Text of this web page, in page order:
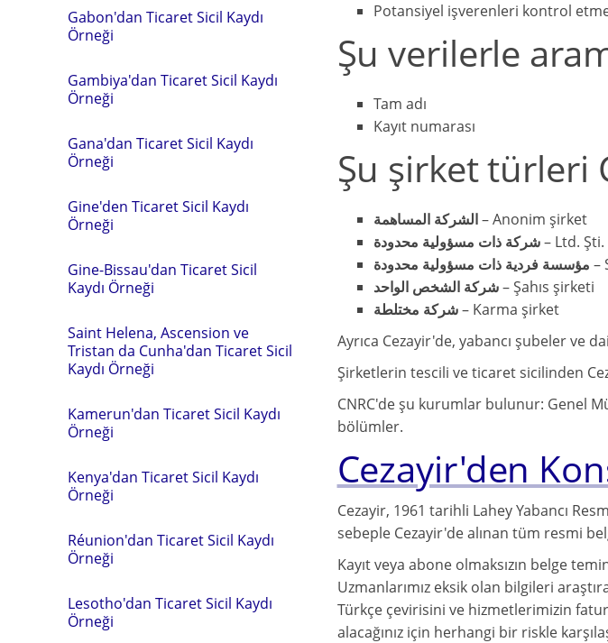
Gabon'dan Ticaret Sicil Kaydı
Örneği
Gambiya'dan Ticaret Sicil Kaydı
Örneği
Gana'dan Ticaret Sicil Kaydı
Örneği
Gine'den Ticaret Sicil Kaydı
Örneği
Gine-Bissau'dan Ticaret Sicil
Kaydı Örneği
Saint Helena, Ascension ve
Tristan da Cunha'dan Ticaret Sicil
Kaydı Örneği
Kamerun'dan Ticaret Sicil Kaydı
Örneği
Kenya'dan Ticaret Sicil Kaydı
Örneği
Réunion'dan Ticaret Sicil Kaydı
Örneği
Lesotho'dan Ticaret Sicil Kaydı
Örneği
Potansiyel işverenleri kontrol
Şu verilerle
Tam adı
Kayıt numarası
Şu şirket türleri
الشركة المساهمة– Anonim şirket
شركة ذات مسؤولية محدودة– Ltd. Şti.
مؤسسة فردية ذات مسؤولية محدودة –
شركة الشخص الواحد– Şahıs şirketi
شركة مختلطة– Karma şirket
Ayrıca Cezayir'de, yabancı şubeler ve
Şirketlerin tescili ve ticaret sicilinden
CNRC'de şu kurumlar bulunur: Genel
bölümler.
Cezayir'den
Cezayir, 1961 tarihli Lahey Yabancı
sebeple Cezayir'de alınan tüm resmi
Kayıt veya abone olmaksızın belge
Uzmanlarımız eksik olan bilgileri
Türkçe çevirisini ve hizmetlerimizin
alacağınız için herhangi bir riskle